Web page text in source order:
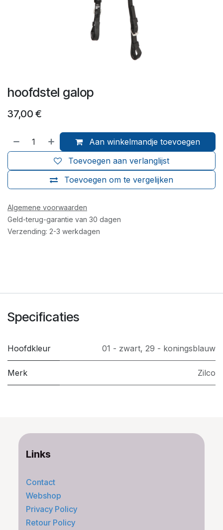
hoofdstel galop
37,00 €
Aan winkelmandje toevoegen
Toevoegen om te vergelijken
Toevoegen aan verlanglijst
Algemene voorwaarden
Geld-terug-garantie van 30 dagen
Verzending: 2-3 werkdagen
Specificaties
Hoofdkleur 01 - zwart, 29 - koningsblauw
Merk Zilco
Links
Contact
Webshop
Privacy Policy
Retour Policy